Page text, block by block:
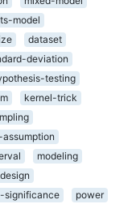
model
dataset
deviation
testing
kernel-trick
modeling
significance power